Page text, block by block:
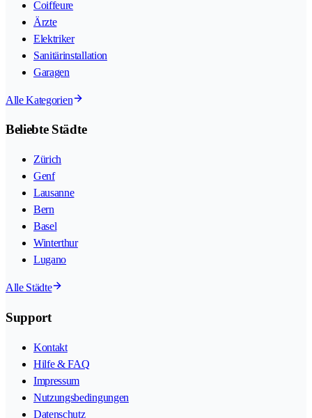
Coiffeure
Ärzte
Elektriker
Sanitärinstallation
Garagen
Alle Kategorien
Beliebte Städte
Zürich
Genf
Lausanne
Bern
Basel
Winterthur
Lugano
Alle Städte
Support
Kontakt
Hilfe & FAQ
Impressum
Nutzungsbedingungen
Datenschutz